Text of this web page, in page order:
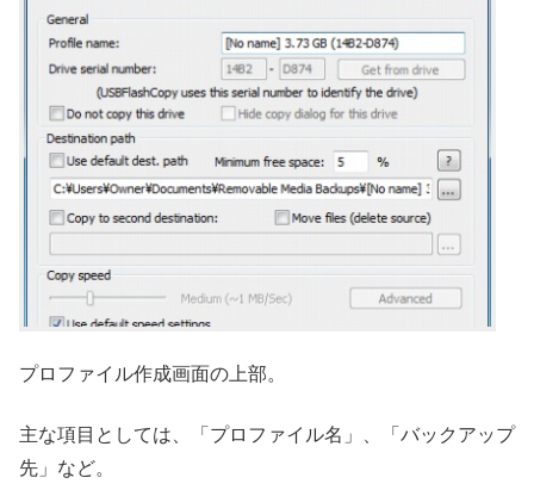
プロファイル作成画面の上部。
主な項目としては、「プロファイル名」、「バックアップ
先」など。